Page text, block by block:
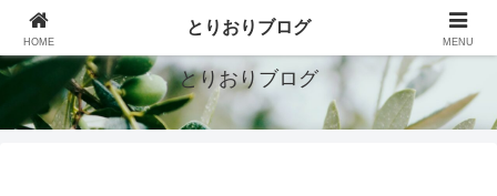
シンプルで豊かな暮らしを目指す
とりおりブログ
HOME
とりおりブログ
MENU